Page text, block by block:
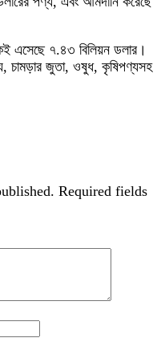
এসেছে ৭.৪৩ বিলিয়ন ডলার।
চামড়ার জুতা, ওষুধ, কৃষিপণ্যসহ
Required fields